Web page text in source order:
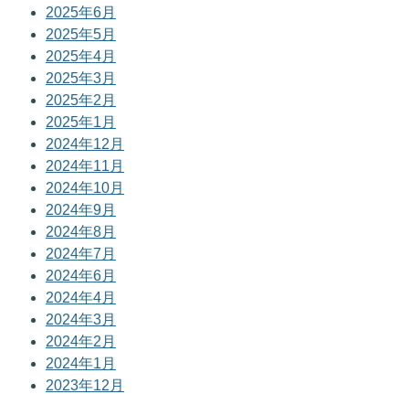
2025年6月
2025年5月
2025年4月
2025年3月
2025年2月
2025年1月
2024年12月
2024年11月
2024年10月
2024年9月
2024年8月
2024年7月
2024年6月
2024年4月
2024年3月
2024年2月
2024年1月
2023年12月